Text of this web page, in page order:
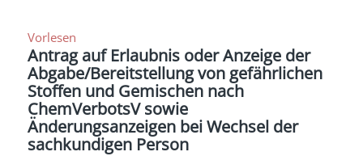
Vorlesen
Antrag auf Erlaubnis oder Anzeige der
Abgabe/Bereitstellung von gefährlichen
Stoffen und Gemischen nach
ChemVerbotsV sowie
Änderungsanzeigen bei Wechsel der
sachkundigen Person